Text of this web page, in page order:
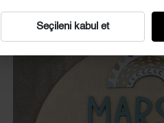
Seçileni kabul et